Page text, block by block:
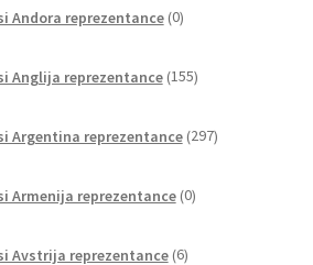
Andora reprezentance 0izdelkov
Anglija reprezentance 155izdelkov
Argentina reprezentance 297izdelkov
Armenija reprezentance 0izdelkov
Avstrija reprezentance 6